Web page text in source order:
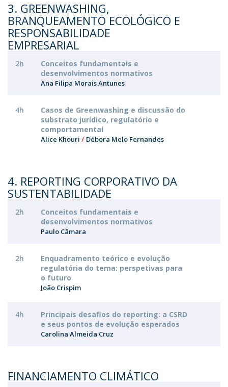
3. GREENWASHING,
BRANQUEAMENTO ECOLÓGICO E
RESPONSABILIDADE
EMPRESARIAL
2h
Conceitos fundamentais e
desenvolvimentos normativos
Ana Filipa Morais Antunes
4h
Casos de Greenwashing e discussão do
substrato jurídico, regulatório e
comportamental
Alice Khouri Débora Melo Fernandes
4. REPORTING CORPORATIVO DA
SUSTENTABILIDADE
2h
Conceitos fundamentais e
desenvolvimentos normativos
Paulo Câmara
2h
Enquadramento teórico e evolução
regulatória do tema: perspetivas para
o futuro
João Crispim
4h
Principais desafios do reporting: a CSRD
e seus pontos de evolução esperados
Carolina Almeida Cruz
FINANCIAMENTO CLIMÁTICO